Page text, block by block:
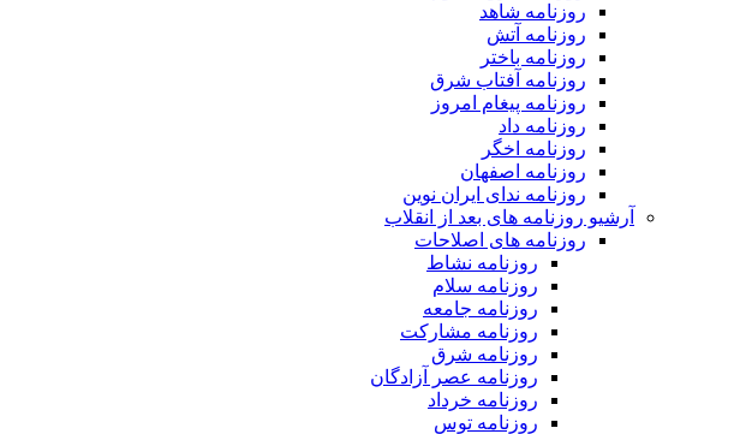
روزنامه شاهد
روزنامه آتش
روزنامه باختر
روزنامه آفتاب شرق
روزنامه پیغام امروز
روزنامه داد
روزنامه اخگر
روزنامه اصفهان
روزنامه ندای ایران نوین
آرشیو روزنامه های بعد از انقلاب
روزنامه های اصلاحات
روزنامه نشاط
روزنامه سلام
روزنامه جامعه
روزنامه مشارکت
روزنامه شرق
روزنامه عصر آزادگان
روزنامه خرداد
روزنامه توس